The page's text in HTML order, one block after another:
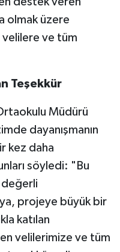
olmak üzere
ve tüm
Teşekkür
Müdürü
dayanışmanın
kez daha
söyledi: "Bu
değerli
projeye büyük bir
katılan
velilerimize ve tüm